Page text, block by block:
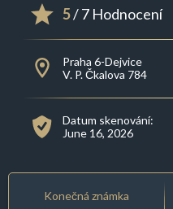
5/ 7 Hodnocení
Praha 6-Dejvice
V. P. Čkalova 784
Datum skenování:
June 16, 2026
Konečná známka